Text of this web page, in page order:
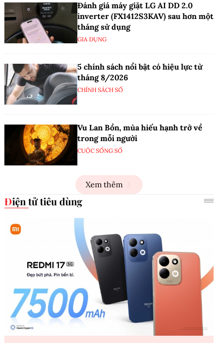
Đánh giá máy giặt LG AI DD 2.0
inverter (FX1412S3KAV) sau hơn một
tháng sử dụng
GIA DỤNG
5 chính sách nổi bật có hiệu lực từ
tháng 8/2026
CHÍNH SÁCH SỐ
Vu Lan Bồn, mùa hiếu hạnh trở về
trong mỗi người
CUỘC SỐNG SỐ
Xem thêm
Điện tử tiêu dùng